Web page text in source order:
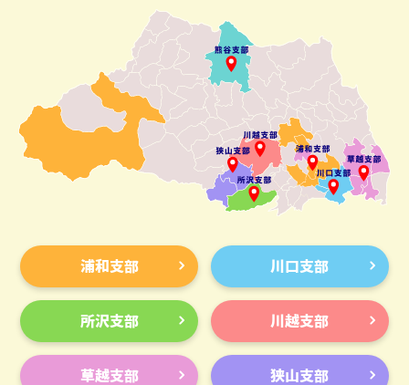
浦和支部 川口支部
所沢支部 川越支部
草越支部 狭山支部